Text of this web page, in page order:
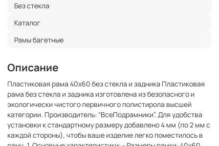
Без стекла
Каталог
Рамы багетные
Описание
Пластиковая рама 40x60 без стекла и задника Пластиковая
рама без стекла и задника изготовлена из безопасного и
экологически чистого первичного полистирола высшей
категории. Производитель: “ВсеПодрамники”. Для удобства
установки к стандартному размеру добавлено 4 мм (по 2 мм с
каждой стороны), чтобы ваше изделие легко поместилось в